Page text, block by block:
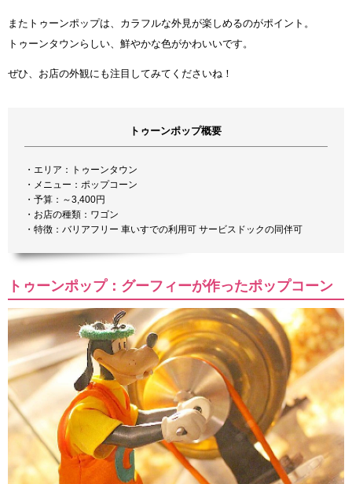
またトゥーンポップは、カラフルな外見が楽しめるのがポイント。
トゥーンタウンらしい、鮮やかな色がかわいいです。
ぜひ、お店の外観にも注目してみてくださいね！
トゥーンポップ概要
・エリア：トゥーンタウン
・メニュー：ポップコーン
・予算：～3,400円
・お店の種類：ワゴン
・特徴：バリアフリー 車いすでの利用可 サービスドックの同伴可
トゥーンポップ：グーフィーが作ったポップコーン